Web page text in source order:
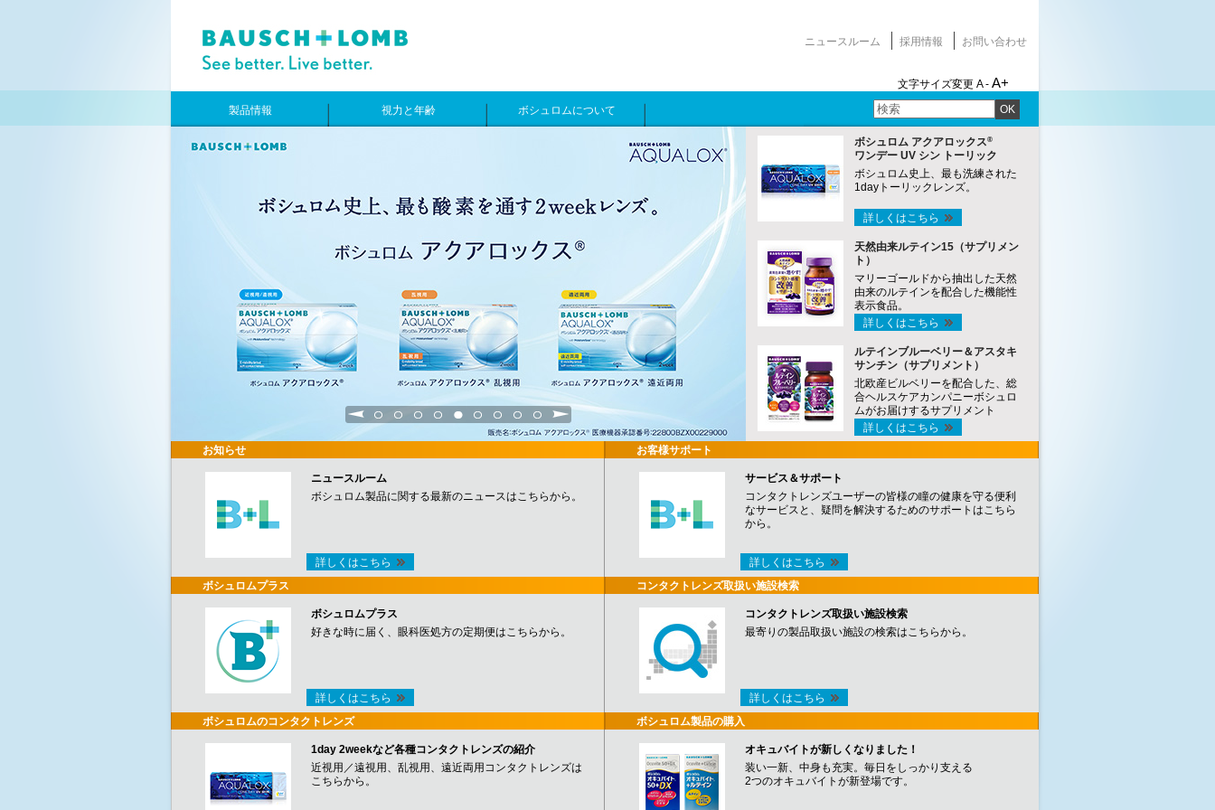
ニュースルーム 採用情報 お問い合わせ
文字サイズ変更 A - A+
OK
製品情報 視力と年齢 ボシュロムについて
1 2 3 4 5 6 7 8 9
ボシュロム アクアロックス®
ワンデー UV シン トーリック
ボシュロム史上、最も洗練された
1dayトーリックレンズ。
詳しくはこちら
天然由来ルテイン15（サプリメン
ト）
マリーゴールドから抽出した天然
由来のルテインを配合した機能性
表示食品。
詳しくはこちら
ルテインブルーベリー＆アスタキ
サンチン（サプリメント）
北欧産ビルベリーを配合した、総
合ヘルスケアカンパニーボシュロ
ムがお届けするサプリメント
詳しくはこちら
お知らせ
ニュースルーム
ボシュロム製品に関する最新のニュースはこちらから。
詳しくはこちら
ボシュロムプラス
ボシュロムプラス
好きな時に届く、眼科医処方の定期便はこちらから。
詳しくはこちら
ボシュロムのコンタクトレンズ
1day 2weekなど各種コンタクトレンズの紹介
近視用／遠視用、乱視用、遠近両用コンタクトレンズは
こちらから。
お客様サポート
サービス＆サポート
コンタクトレンズユーザーの皆様の瞳の健康を守る便利
なサービスと、疑問を解決するためのサポートはこちら
から。
詳しくはこちら
コンタクトレンズ取扱い施設検索
コンタクトレンズ取扱い施設検索
最寄りの製品取扱い施設の検索はこちらから。
詳しくはこちら
ボシュロム製品の購入
オキュバイトが新しくなりました！
装い一新、中身も充実。毎日をしっかり支える
2つのオキュバイトが新登場です。